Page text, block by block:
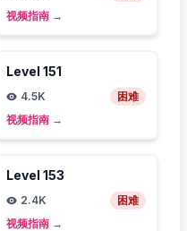
视频指南 →
Level 151
4.5K
困难
视频指南 →
Level 153
2.4K
困难
视频指南 →